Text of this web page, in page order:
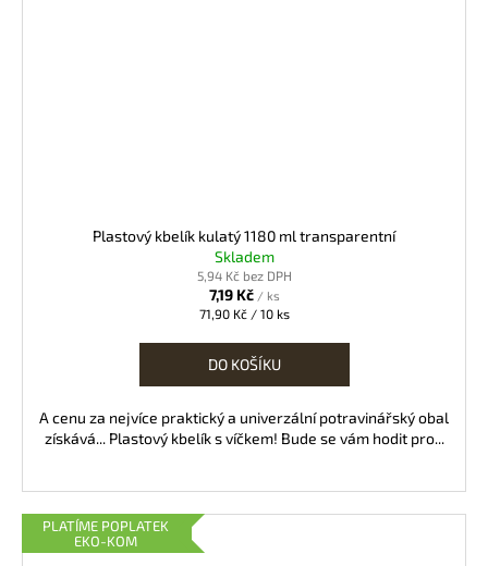
Plastový kbelík kulatý 1180 ml transparentní
Skladem
5,94 Kč bez DPH
7,19 Kč / ks
Měrná
71,90 Kč / 10 ks
DO KOŠÍKU
A cenu za nejvíce praktický a univerzální potravinářský obal
získává... Plastový kbelík s víčkem! Bude se vám hodit pro...
PLATÍME POPLATEK
EKO-KOM